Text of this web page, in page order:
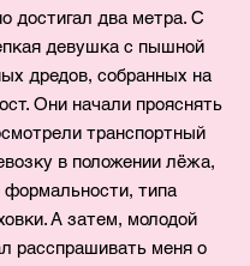
достигал два метра. С
девушка с пышной
дредов, собранных на
Они начали прояснять
транспортный
в положении лёжа,
формальности, типа
А затем, молодой
расспрашивать меня о